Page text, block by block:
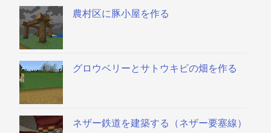
農村区に豚小屋を作る
グロウベリーとサトウキビの畑を作る
ネザー鉄道を建築する（ネザー要塞線）